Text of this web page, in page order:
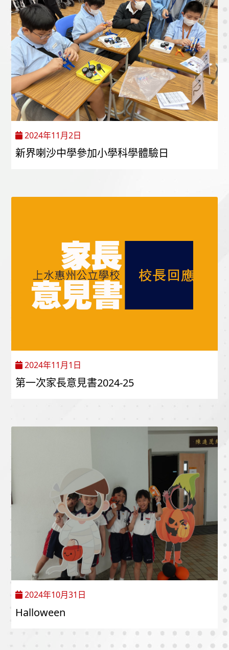
2024年11月2日
新界喇沙中學參加小學科學體驗日
2024年11月1日
第一次家長意見書2024-25
2024年10月31日
Halloween